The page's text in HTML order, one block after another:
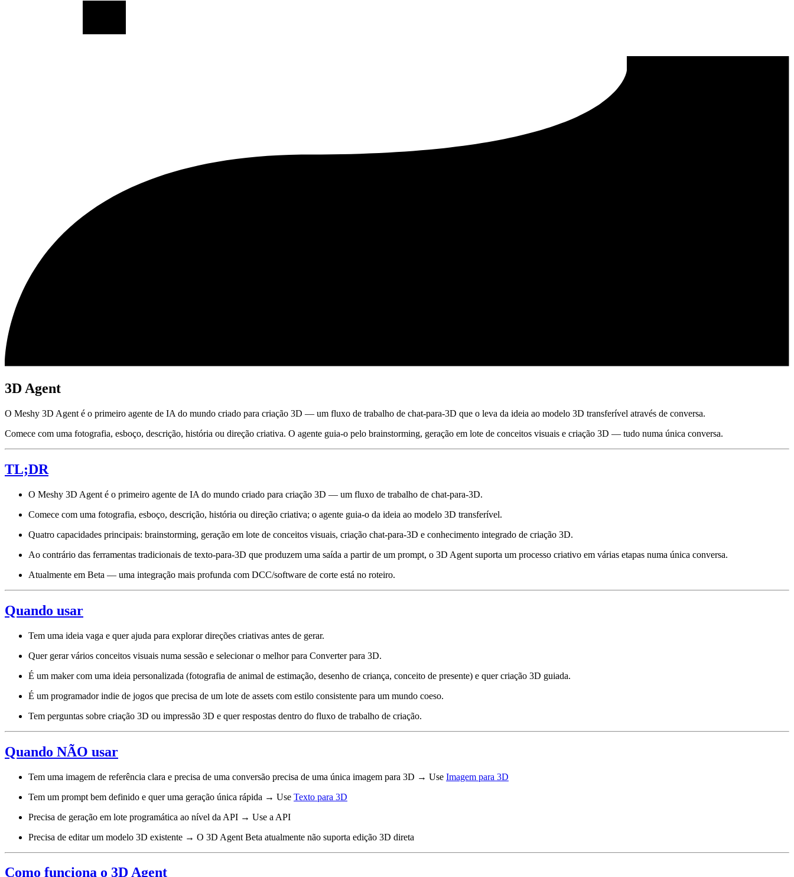
3D Agent
O Meshy 3D Agent é o primeiro agente de IA do mundo criado para criação 3D — um fluxo de trabalho de chat-para-3D que o leva da ideia ao modelo 3D transferível através de conversa.
Comece com uma fotografia, esboço, descrição, história ou direção criativa. O agente guia-o pelo brainstorming, geração em lote de conceitos visuais e criação 3D — tudo numa única conversa.
TL;DR
O Meshy 3D Agent é o primeiro agente de IA do mundo criado para criação 3D — um fluxo de trabalho de chat-para-3D.
Comece com uma fotografia, esboço, descrição, história ou direção criativa; o agente guia-o da ideia ao modelo 3D transferível.
Quatro capacidades principais: brainstorming, geração em lote de conceitos visuais, criação chat-para-3D e conhecimento integrado de criação 3D.
Ao contrário das ferramentas tradicionais de texto-para-3D que produzem uma saída a partir de um prompt, o 3D Agent suporta um processo criativo em várias etapas numa única conversa.
Atualmente em Beta — uma integração mais profunda com DCC/software de corte está no roteiro.
Quando usar
Tem uma ideia vaga e quer ajuda para explorar direções criativas antes de gerar.
Quer gerar vários conceitos visuais numa sessão e selecionar o melhor para Converter para 3D.
É um maker com uma ideia personalizada (fotografia de animal de estimação, desenho de criança, conceito de presente) e quer criação 3D guiada.
É um programador indie de jogos que precisa de um lote de assets com estilo consistente para um mundo coeso.
Tem perguntas sobre criação 3D ou impressão 3D e quer respostas dentro do fluxo de trabalho de criação.
Quando NÃO usar
Tem uma imagem de referência clara e precisa de uma conversão precisa de uma única imagem para 3D → Use Imagem para 3D
Tem um prompt bem definido e quer uma geração única rápida → Use Texto para 3D
Precisa de geração em lote programática ao nível da API → Use a API
Precisa de editar um modelo 3D existente → O 3D Agent Beta atualmente não suporta edição 3D direta
Como funciona o 3D Agent